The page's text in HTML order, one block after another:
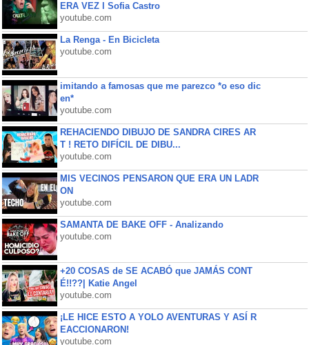
ERA VEZ l Sofia Castro
youtube.com
La Renga - En Bicicleta
youtube.com
imitando a famosas que me parezco *o eso dic
en*
youtube.com
REHACIENDO DIBUJO DE SANDRA CIRES AR
T ! RETO DIFÍCIL DE DIBU...
youtube.com
MIS VECINOS PENSARON QUE ERA UN LADR
ON
youtube.com
SAMANTA DE BAKE OFF - Analizando
youtube.com
+20 COSAS de SE ACABÓ que JAMÁS CONT
É!!??| Katie Angel
youtube.com
¡LE HICE ESTO A YOLO AVENTURAS Y ASÍ R
EACCIONARON!
youtube.com